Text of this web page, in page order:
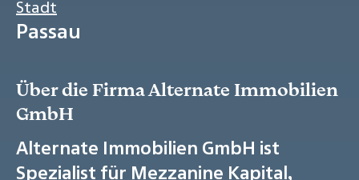
Stadt
Passau
Über die Firma Alternate Immobilien
GmbH
Alternate Immobilien GmbH ist
Spezialist für Mezzanine Kapital,